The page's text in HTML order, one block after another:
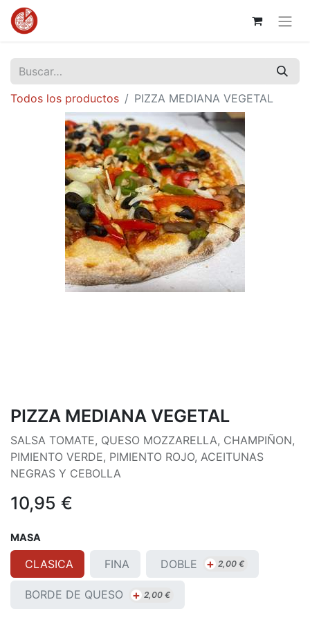
Todos los productos PIZZA MEDIANA VEGETAL
PIZZA MEDIANA VEGETAL
SALSA TOMATE, QUESO MOZZARELLA, CHAMPIÑON,
PIMIENTO VERDE, PIMIENTO ROJO, ACEITUNAS
NEGRAS Y CEBOLLA
10,95 €
MASA
CLASICA FINA DOBLE + 2,00 €
BORDE DE QUESO + 2,00 €